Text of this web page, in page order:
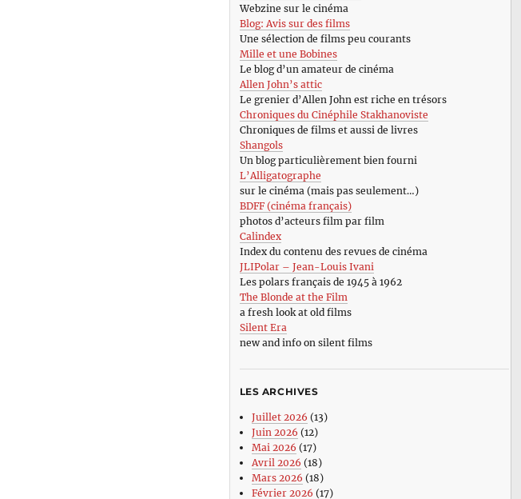
Webzine sur le cinéma
Blog: Avis sur des films
Une sélection de films peu courants
Mille et une Bobines
Le blog d’un amateur de cinéma
Allen John’s attic
Le grenier d’Allen John est riche en trésors
Chroniques du Cinéphile Stakhanoviste
Chroniques de films et aussi de livres
Shangols
Un blog particulièrement bien fourni
L’Alligatographe
sur le cinéma (mais pas seulement…)
BDFF (cinéma français)
photos d’acteurs film par film
Calindex
Index du contenu des revues de cinéma
JLIPolar – Jean-Louis Ivani
Les polars français de 1945 à 1962
The Blonde at the Film
a fresh look at old films
Silent Era
new and info on silent films
LES ARCHIVES
Juillet 2026 (13)
Juin 2026 (12)
Mai 2026 (17)
Avril 2026 (18)
Mars 2026 (18)
Février 2026 (17)